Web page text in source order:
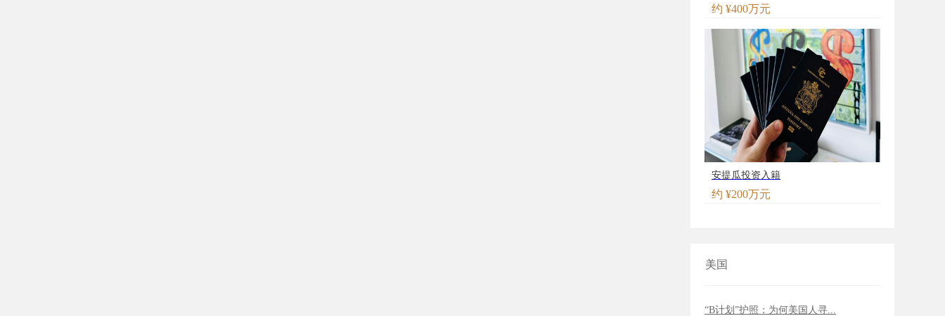
约 ¥400万元
安提瓜投资入籍
约 ¥200万元
美国
“B计划”护照：为何美国人寻...